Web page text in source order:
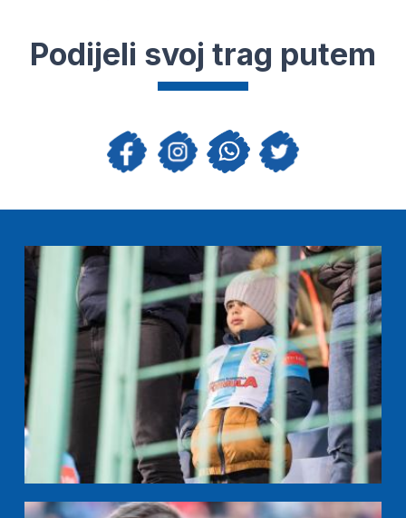
Podijeli svoj trag putem